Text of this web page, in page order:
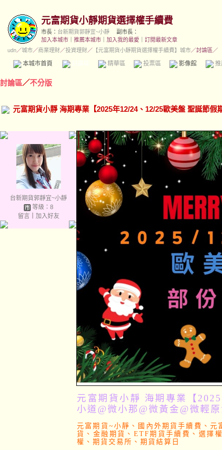
元富期貨小靜期貨選擇權手續費
市長： 台新期貨郭靜宜~小靜
副市長：
加入本城市
推薦本城市 加入我的最愛
訂閱最新文章
udn／城市／商業理財／投資理財／ 【元富期貨小靜期貨選擇權手續費】城市／討論區／
本城市首頁 精華區 投票區 影像館
討論區／不分版
元富期貨小靜 海期專業【2025年12/24、12/25歐美盤 聖誕節假
台新期貨郭靜宜~小靜
等級：8
留言｜ 加入好友
元富期貨小靜 海期專業【
小道@微小那@微黃金@微輕
元富期貨~小靜、國內外期貨手續費、
貨、金融期貨、ETF期貨手續費、選擇
權、期貨交易所、期貨結算日